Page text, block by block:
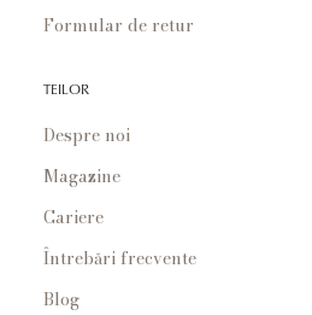
Formular de retur
TEILOR
Despre noi
Magazine
Cariere
Întrebări frecvente
Blog